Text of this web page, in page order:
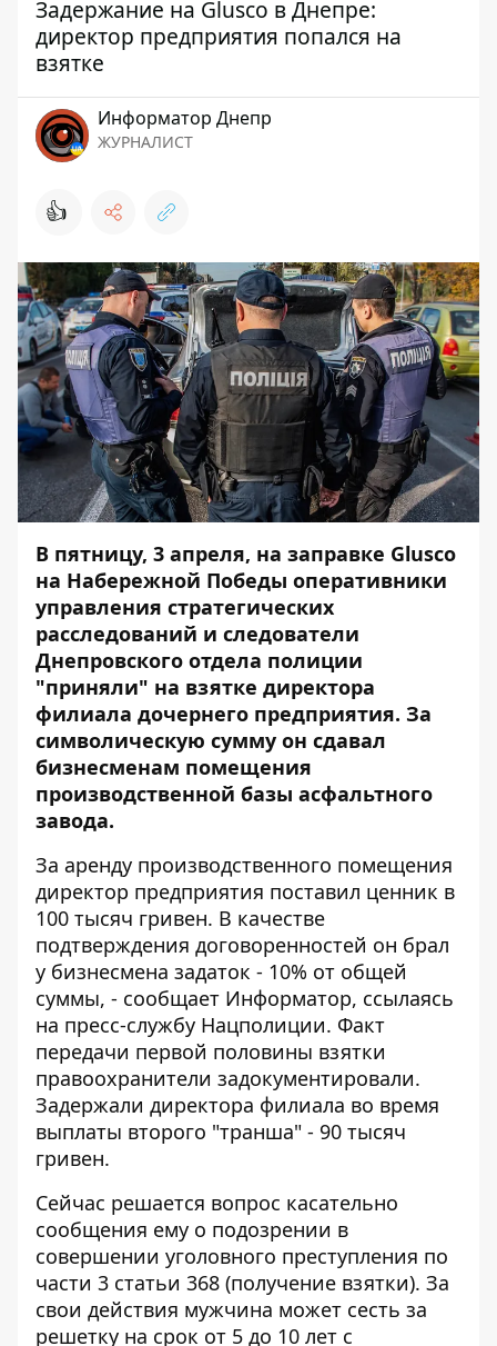
Задержание на Glusco в Днепре:
директор предприятия попался на
взятке
Информатор Днепр
ЖУРНАЛИСТ
👍
В пятницу, 3 апреля, на заправке Glusco
на Набережной Победы оперативники
управления стратегических
расследований и следователи
Днепровского отдела полиции
"приняли" на взятке директора
филиала дочернего предприятия. За
символическую сумму он сдавал
бизнесменам помещения
производственной базы асфальтного
завода.
За аренду производственного помещения
директор предприятия поставил ценник в
100 тысяч гривен. В качестве
подтверждения договоренностей он брал
у бизнесмена задаток - 10% от общей
суммы, - сообщает Информатор, ссылаясь
на пресс-службу Нацполиции. Факт
передачи первой половины взятки
правоохранители задокументировали.
Задержали директора филиала во время
выплаты второго "транша" - 90 тысяч
гривен.
Сейчас решается вопрос касательно
сообщения ему о подозрении в
совершении уголовного преступления по
части 3 статьи 368 (получение взятки). За
свои действия мужчина может сесть за
решетку на срок от 5 до 10 лет с